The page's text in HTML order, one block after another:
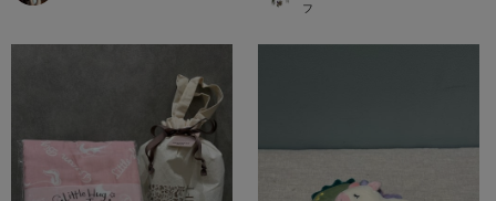
フ